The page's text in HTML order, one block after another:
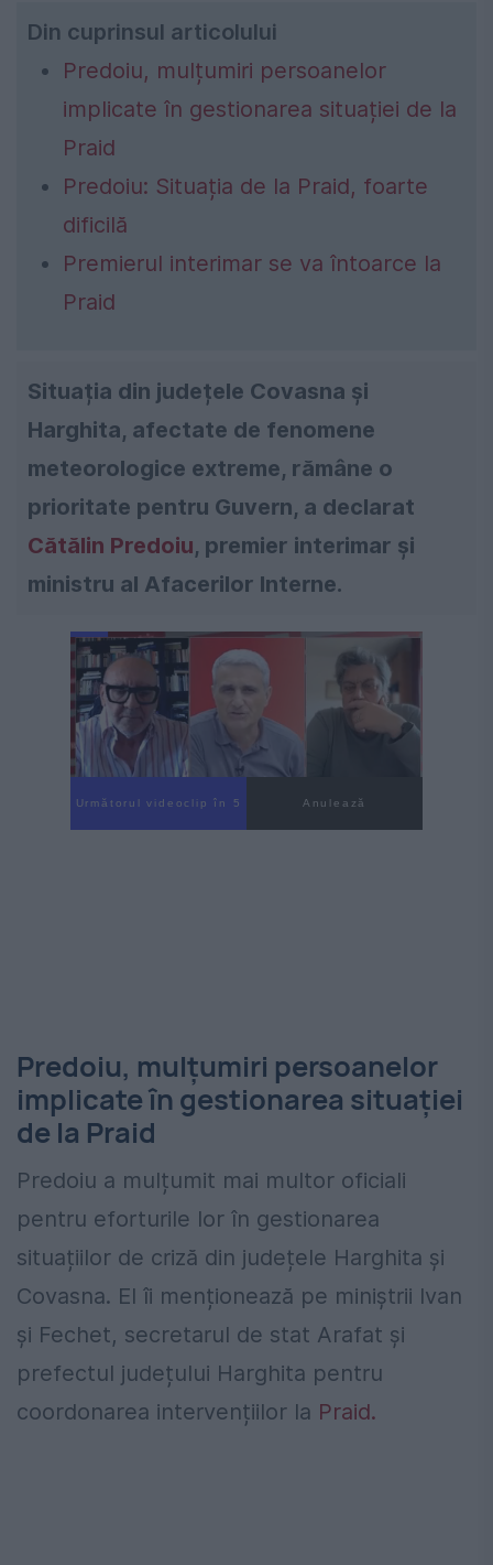
Din cuprinsul articolului
Predoiu, mulțumiri persoanelor
implicate în gestionarea situației de la
Praid
Predoiu: Situația de la Praid, foarte
dificilă
Premierul interimar se va întoarce la
Praid
Situația din județele Covasna și
Harghita, afectate de fenomene
meteorologice extreme, rămâne o
prioritate pentru Guvern, a declarat
Cătălin Predoiu, premier interimar și
ministru al Afacerilor Interne.
Următorul videoclip în 4 Anulează
Predoiu, mulțumiri persoanelor
implicate în gestionarea situației
de la Praid
Predoiu a mulțumit mai multor oficiali
pentru eforturile lor în gestionarea
situațiilor de criză din județele Harghita și
Covasna. El îi menționează pe miniștrii Ivan
și Fechet, secretarul de stat Arafat și
prefectul județului Harghita pentru
coordonarea intervențiilor la Praid.